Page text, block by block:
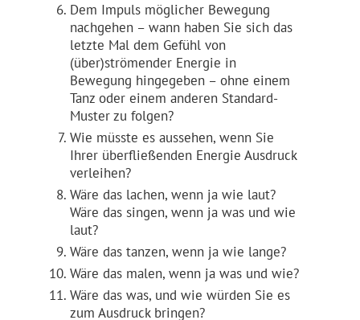
Dem Impuls möglicher Bewegung
nachgehen – wann haben Sie sich das
letzte Mal dem Gefühl von
(über)strömender Energie in
Bewegung hingegeben – ohne einem
Tanz oder einem anderen Standard-
Muster zu folgen?
Wie müsste es aussehen, wenn Sie
Ihrer überfließenden Energie Ausdruck
verleihen?
Wäre das lachen, wenn ja wie laut?
Wäre das singen, wenn ja was und wie
laut?
Wäre das tanzen, wenn ja wie lange?
Wäre das malen, wenn ja was und wie?
Wäre das was, und wie würden Sie es
zum Ausdruck bringen?